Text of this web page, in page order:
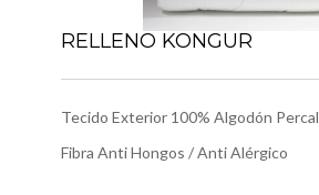
RELLENO KONGUR
Tecido Exterior 100% Algodón Percal
Fibra Anti Hongos / Anti Alérgico